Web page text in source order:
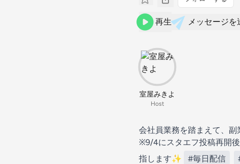
再生 メッセージを
室屋みきよ
Host
会社員業務を踏まえて、副
※9/4にスタエフ投稿再開
指します✨
#毎日配信